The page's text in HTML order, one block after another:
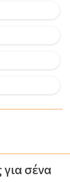
σένα